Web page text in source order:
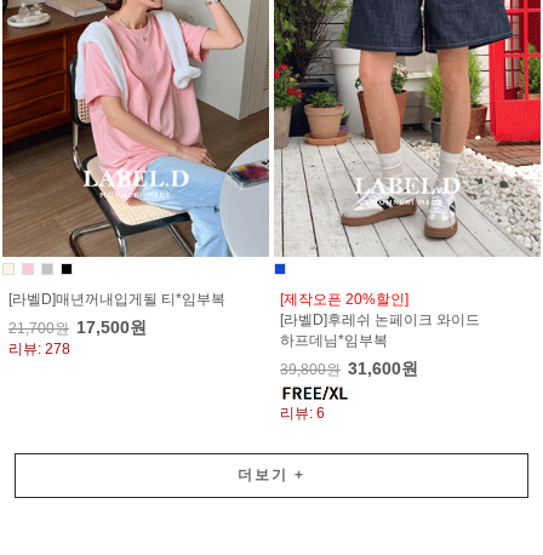
[라벨D]매년꺼내입게될 티*임부복
21,700원 17,500원
리뷰: 278
[제작오픈 20%할인]
[라벨D]후레쉬 논페이크 와이드
하프데님*임부복
39,800원 31,600원
리뷰: 6
더보기 +